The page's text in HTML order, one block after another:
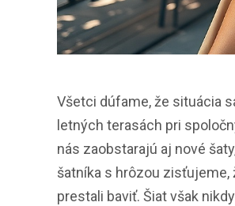
Všetci dúfame, že situácia
letných terasách pri
nás zaobstarajú aj nové
šatníka s hrôzou zisťujeme,
prestali baviť. Šiat však